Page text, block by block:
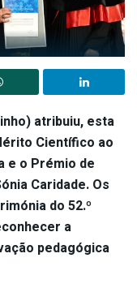
atribuiu, esta
Científico ao
e o Prémio de
Caridade. Os
do 52.º
a
pedagógica